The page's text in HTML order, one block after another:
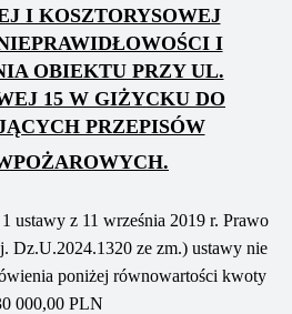
I KOSZTORYSOWEJ
I
OBIEKTU PRZY UL.
15 W GIŻYCKU DO
PRZEPISÓW
ustawy z 11 września 2019 r. Prawo
Dz.U.2024.1320 ze zm.) ustawy nie
poniżej równowartości kwoty
000,00 PLN